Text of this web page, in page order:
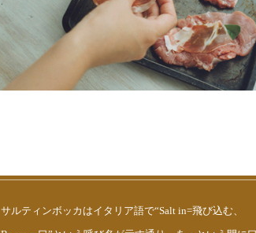
サルティンボッカはイタリア語で“Salt in=飛び込む、